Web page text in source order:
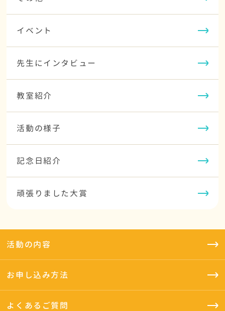
イベント
先生にインタビュー
教室紹介
活動の様子
記念日紹介
頑張りました大賞
活動の内容
お申し込み方法
よくあるご質問